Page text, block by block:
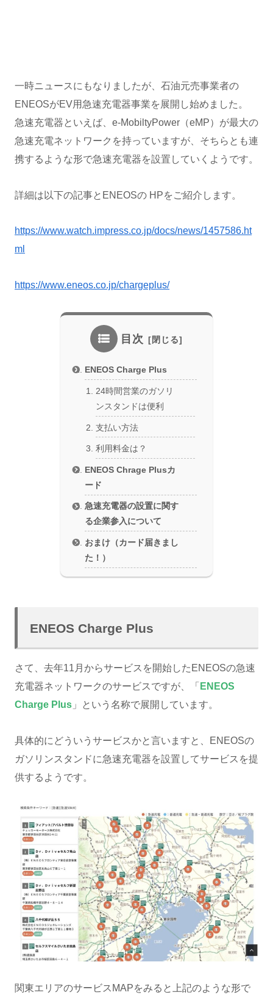
一時ニュースにもなりましたが、石油元売事業者の
ENEOSがEV用急速充電器事業を展開し始めました。
急速充電器といえば、e-MobiltyPower（eMP）が最大の
急速充電ネットワークを持っていますが、そちらとも連
携するような形で急速充電器を設置していくようです。
詳細は以下の記事とENEOSの HPをご紹介します。
https://www.watch.impress.co.jp/docs/news/1457586.ht
ml
https://www.eneos.co.jp/chargeplus/
目次
ENEOS Charge Plus
24時間営業のガソリ
ンスタンドは便利
支払い方法
利用料金は？
ENEOS Chrage Plusカ
ード
急速充電器の設置に関す
る企業参入について
おまけ（カード届きまし
た！）
ENEOS Charge Plus
さて、去年11月からサービスを開始したENEOSの急速
充電器ネットワークのサービスですが、「 ENEOS
Charge Plus 」という名称で展開しています。
具体的にどういうサービスかと言いますと、ENEOSの
ガソリンスタンドに急速充電器を設置してサービスを提
供するようです。
関東エリアのサービスMAPをみると上記のような形で